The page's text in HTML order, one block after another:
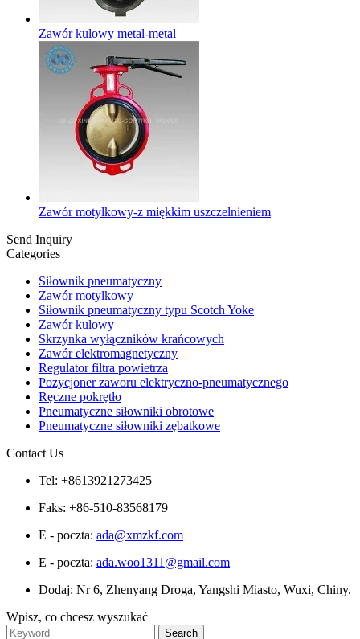
Zawór kulowy metal-metal
Zawór motylkowy-z miękkim uszczelnieniem
Send Inquiry
Categories
Siłownik pneumatyczny
Zawór motylkowy
Siłownik pneumatyczny typu Scotch Yoke
Zawór kulowy
Skrzynka wyłączników krańcowych
Zawór elektromagnetyczny
Regulator filtra powietrza
Pozycjoner zaworu elektryczno-pneumatycznego
Ręczne pokrętło
Pneumatyczne siłowniki obrotowe
Pneumatyczne siłowniki zębatkowe
Contact Us
Tel: +8613921273425
Faks: +86-510-83568179
E - poczta: ada@xmzkf.com
E - poczta: ada.woo1311@gmail.com
Dodaj: Nr 6, Zhenyang Droga, Yangshi Miasto, Wuxi, Chiny.
Wpisz, co chcesz wyszukać